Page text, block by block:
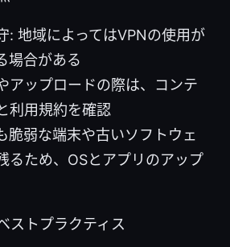
: 地域によってはVPNの使用が
場合がある
アップロードの際は、コンテ
利用規約を確認
脆弱な端末や古いソフトウェ
るため、OSとアプリのアップ
ストプラクティス